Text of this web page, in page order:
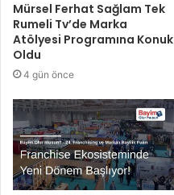
Mürsel Ferhat Sağlam Tek
Rumeli Tv’de Marka
Atölyesi Programına Konuk
Oldu
4 gün önce